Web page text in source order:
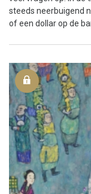
steeds neerbuigend
of een dollar op de